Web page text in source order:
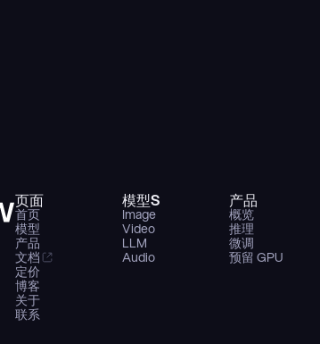
页面
首页
模型
产品
文档
定价
博客
关于
联系
模型S
Image
Video
LLM
Audio
产品
概览
推理
微调
预留 GPU